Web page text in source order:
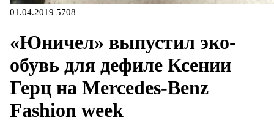
01.04.2019 5708
«Юничел» выпустил эко-
обувь для дефиле Ксении
Герц на Mercedes-Benz
Fashion week